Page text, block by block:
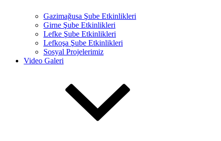
Gazimağusa Şube Etkinlikleri
Girne Şube Etkinlikleri
Lefke Şube Etkinlikleri
Lefkoşa Şube Etkinlikleri
Sosyal Projelerimiz
Video Galeri